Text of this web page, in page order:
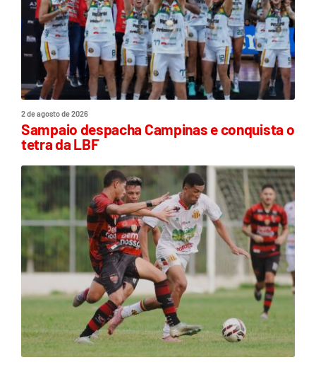
2 de agosto de 2026
Sampaio despacha Campinas e conquista o
tetra da LBF